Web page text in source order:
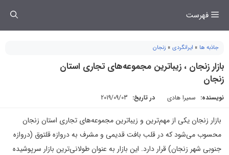
فهرست
جاذبه ها » ایرانگردی » زنجان
بازار زنجان ، زیباترین مجموعه‌های تجاری استان
زنجان
نویسنده: سمیرا هادی در تاریخ: 2019/09/03
بازار زنجان یکی از مهم‌ترین و زیباترین مجموعه‌های تجاری استان زنجان
محسوب می‌شود که در قلب بافت قدیمی و مشرف به دروازه قلتوق (دروازه
جنوبی شهر زنجان) قرار دارد. این بازار به عنوان طولانی‌ترین بازار سرپوشیده